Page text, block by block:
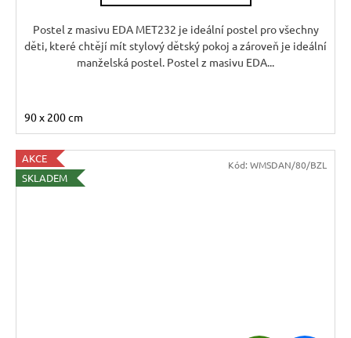
Postel z masivu EDA MET232 je ideální postel pro všechny
děti, které chtějí mít stylový dětský pokoj a zároveň je ideální
manželská postel. Postel z masivu EDA...
90 x 200 cm
AKCE
SKLADEM
Kód: WMSDAN/80/BZL